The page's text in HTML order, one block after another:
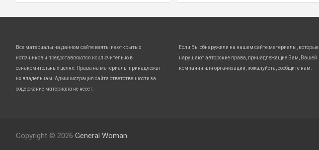
Все материалы на данном сайте взяты из открытых
источников и предоставляются исключительно в
ознакомительных целях. Права на материалы принадлежат
их владельцам. Администрация сайта ответственности за
содержание материала не несет.
Если Вы обнаружили на нашем сайте материалы, которые
нарушают авторские права, принадлежащие Вам, Вашей
компании или организации, пожалуйста, сообщите нам.
Copyright © 2026 General Woman.